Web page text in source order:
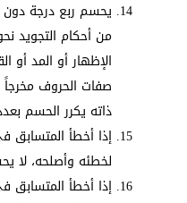
يحسم ربع درجة
من أحكام التجويد
الإظهار أو المد أو
صفات الحروف
ذاته يكرر الحسم
إذا أخطأ
لخطئه وأصلحه، لا
إذا أخطأ المتسابق